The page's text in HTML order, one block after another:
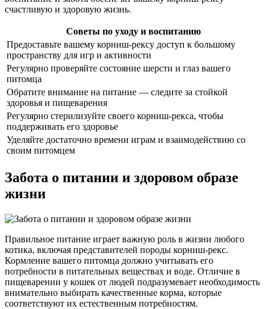
счастливую и здоровую жизнь.
Советы по уходу и воспитанию
Предоставьте вашему корниш-рексу доступ к большому
пространству для игр и активности
Регулярно проверяйте состояние шерсти и глаз вашего
питомца
Обратите внимание на питание — следите за стойкой
здоровья и пищеварения
Регулярно стерилизуйте своего корниш-рекса, чтобы
поддерживать его здоровье
Уделяйте достаточно времени играм и взаимодействию со
своим питомцем
Забота о питании и здоровом образе
жизни
Правильное питание играет важную роль в жизни любого
котика, включая представителей породы корниш-рекс.
Кормление вашего питомца должно учитывать его
потребности в питательных веществах и воде. Отличие в
пищеварении у кошек от людей подразумевает необходимость
внимательно выбирать качественные корма, которые
соответствуют их естественным потребностям.